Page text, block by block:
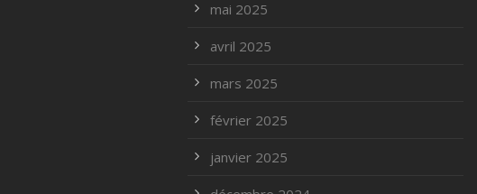
mai 2025
avril 2025
mars 2025
février 2025
janvier 2025